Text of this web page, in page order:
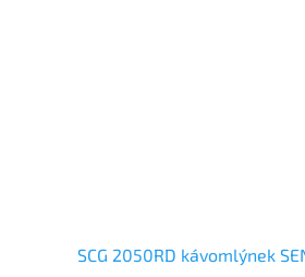
SCG 2050RD kávomlýnek